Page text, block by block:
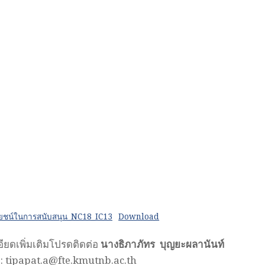
ชน์ในการสนับสนุน_NC18_IC13 Download
ยดเพิ่มเติมโปรดติดต่อ นางธิภาภัทร บุญยะผลานันท์
tipapat.a@fte.kmutnb.ac.th